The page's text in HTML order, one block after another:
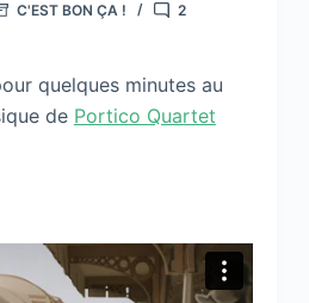
C'EST BON ÇA ! 2
quelques minutes au
de Portico Quartet